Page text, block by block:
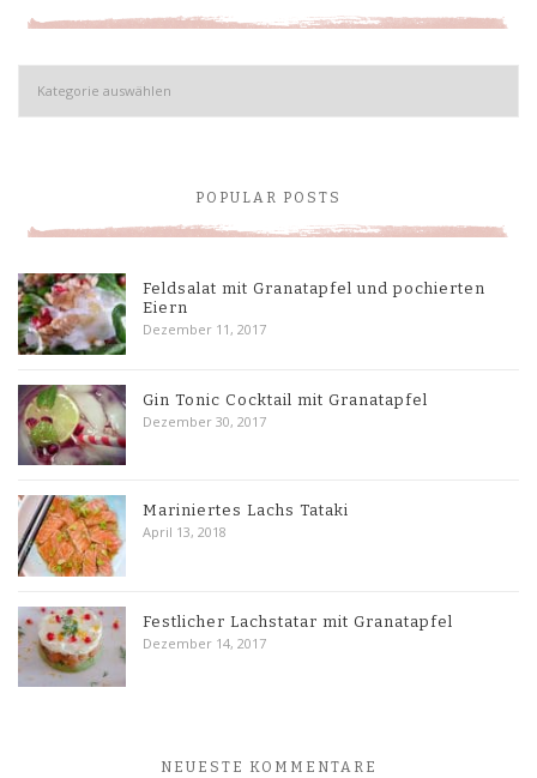
Kategorien
POPULAR POSTS
Feldsalat mit Granatapfel und pochierten
Eiern
Dezember 11, 2017
Gin Tonic Cocktail mit Granatapfel
Dezember 30, 2017
Mariniertes Lachs Tataki
April 13, 2018
Festlicher Lachstatar mit Granatapfel
Dezember 14, 2017
NEUESTE KOMMENTARE